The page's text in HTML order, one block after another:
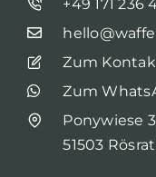
+49 171 236
Zum
Zum
Ponywiese
51503